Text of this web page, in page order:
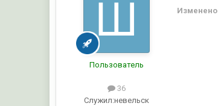
Пользователь
36
Служил:невельск
Изменено